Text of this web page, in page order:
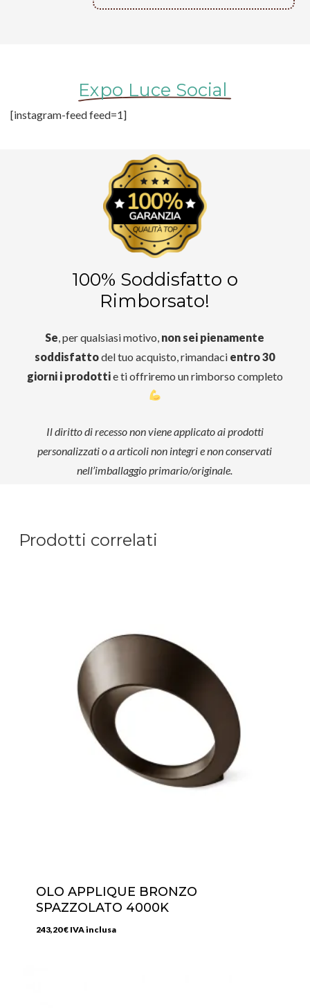
Expo Luce Social
[instagram-feed feed=1]
100% Soddisfatto o
Rimborsato!
Se , per qualsiasi motivo, non sei pienamente
soddisfattodel tuo acquisto, rimandaci entro 30
giorni i prodottie ti offriremo un rimborso completo
Il diritto di recesso non viene applicato ai prodotti
personalizzati o a articoli non integri e non conservati
nell’imballaggio primario/originale.
Prodotti correlati
OLO APPLIQUE BRONZO
SPAZZOLATO 4000K
243,20€ IVA inclusa